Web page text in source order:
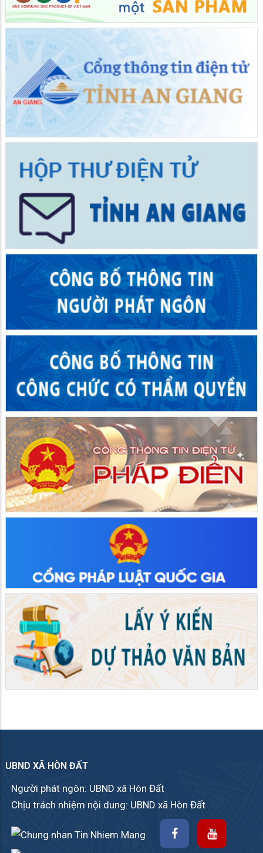
UBND XÃ HÒN ĐẤT
Người phát ngôn: UBND xã Hòn Đất
Chịu trách nhiệm nội dung: UBND xã Hòn Đất